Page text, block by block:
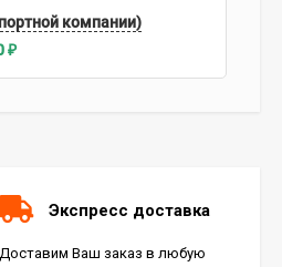
компании)
₽
Экспресс доставка
Доставим Ваш заказ в любую